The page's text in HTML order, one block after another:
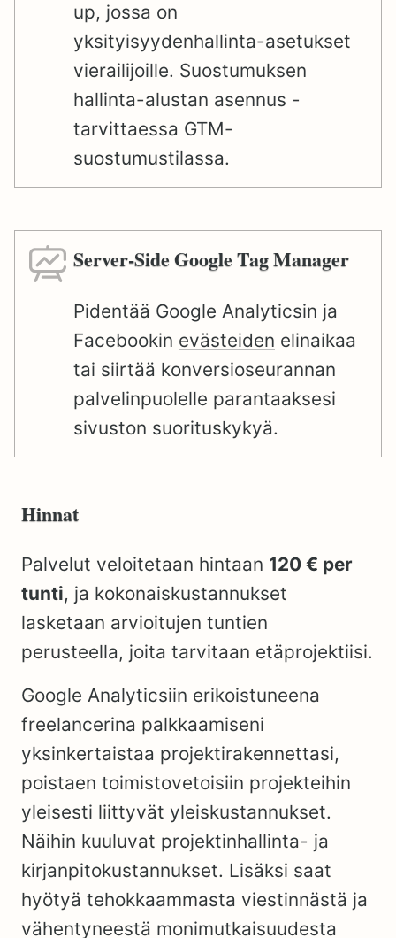
up, jossa on
yksityisyydenhallinta-asetukset
vierailijoille. Suostumuksen
hallinta-alustan asennus -
tarvittaessa GTM-
suostumustilassa.
Server-Side Google Tag Manager
Pidentää Google Analyticsin ja
Facebookin evästeiden elinaikaa
tai siirtää konversioseurannan
palvelinpuolelle parantaaksesi
sivuston suorituskykyä.
Hinnat
Palvelut veloitetaan hintaan 120 € per
tunti, ja kokonaiskustannukset
lasketaan arvioitujen tuntien
perusteella, joita tarvitaan etäprojektiisi.
Google Analyticsiin erikoistuneena
freelancerina palkkaamiseni
yksinkertaistaa projektirakennettasi,
poistaen toimistovetoisiin projekteihin
yleisesti liittyvät yleiskustannukset.
Näihin kuuluvat projektinhallinta- ja
kirjanpitokustannukset. Lisäksi saat
hyötyä tehokkaammasta viestinnästä ja
vähentyneestä monimutkaisuudesta